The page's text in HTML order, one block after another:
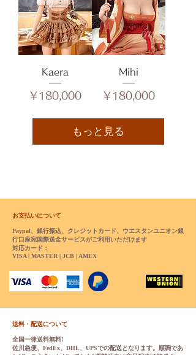
Kaera
価格
￥180,000
Mihi
価格
￥180,000
もっと見る
お支払いについて
Paypal、銀行振込、クレジットカード、ウエスタンユニオン銀
行口座宛国際送金サービスがご利用いただけます
対応カード：
VISA | MASTER | JCB | AMEX
送料・配送について
全国一律送料無料!
佐川急便、FedEx、DHL、UPSでの配送となります。順調であ